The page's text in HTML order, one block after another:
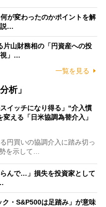
が変わったのかポイントを解
説…
片山財務相の「円資産への投
」…
一覧を見る
析」
イッチになり得る」“介入慣
える「日米協調為替介入」
円買いの協調介入に踏み切っ
を示して…
んで…」損失を投資家として
ク・S&P500は足踏み」が意味